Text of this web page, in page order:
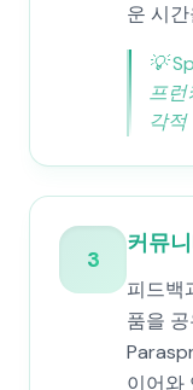
운 시
💡
프런
각
3
커뮤
피드백
품을
이어와